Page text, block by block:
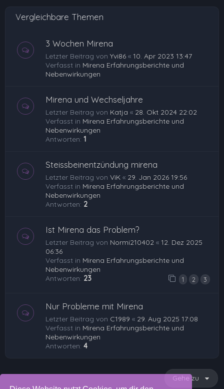
Vergleichbare Themen
3 Wochen Mirena
Letzter Beitrag von Yvi86 « 10. Apr 2023 13:47
Verfasst in Mirena Erfahrungsberichte und
Nebenwirkungen
Mirena und Wechseljahre
Letzter Beitrag von Katja « 28. Okt 2024 22:02
Verfasst in Mirena Erfahrungsberichte und
Nebenwirkungen
Antworten: 1
Steissbeinentzündung mirena
Letzter Beitrag von ViK « 29. Jan 2026 19:56
Verfasst in Mirena Erfahrungsberichte und
Nebenwirkungen
Antworten: 2
Ist Mirena das Problem?
Letzter Beitrag von Normi210402 « 12. Dez 2025
06:36
Verfasst in Mirena Erfahrungsberichte und
Nebenwirkungen
Antworten: 23 1 2 3
Nur Probleme mit Mirena
Letzter Beitrag von C1989 « 29. Aug 2025 17:08
Verfasst in Mirena Erfahrungsberichte und
Nebenwirkungen
Antworten: 4
Gehe zu